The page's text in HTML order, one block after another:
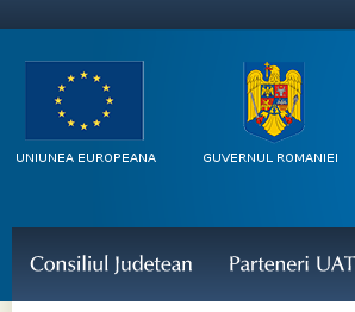
Consiliul Judetean Parteneri UAT